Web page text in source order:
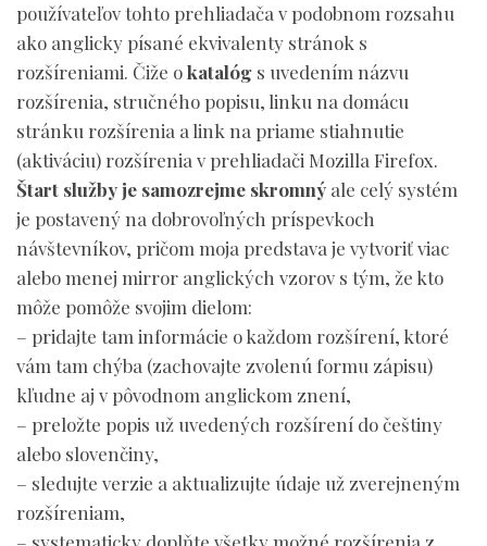
používateľov tohto prehliadača v podobnom rozsahu
ako anglicky písané ekvivalenty stránok s
rozšíreniami. Čiže okatalóg s uvedením názvu
rozšírenia, stručného popisu, linku na domácu
stránku rozšírenia a link na priame stiahnutie
(aktiváciu) rozšírenia v prehliadači Mozilla Firefox.
Štart služby je samozrejme skromný ale celý systém
je postavený na dobrovoľných príspevkoch
návštevníkov, pričom moja predstava je vytvoriť viac
alebo menej mirror anglických vzorov s tým, že kto
môže pomôže svojim dielom:
– pridajte tam informácie o každom rozšírení, ktoré
vám tam chýba (zachovajte zvolenú formu zápisu)
kľudne aj v pôvodnom anglickom znení,
– preložte popis už uvedených rozšírení do češtiny
alebo slovenčiny,
– sledujte verzie a aktualizujte údaje už zverejneným
rozšíreniam,